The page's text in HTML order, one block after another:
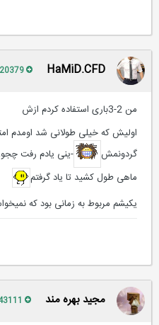
HaMiD.CFD
من 2-3باری استفاده کردم ازش
اولیش که خیلی طولانی شد اومدم
گردونمش
-ینی یادم رفت چجوری
ماهی طول کشید تا یاد گرفتم
یکیشم مربوط به زمانی بود که
مجید بهره مند